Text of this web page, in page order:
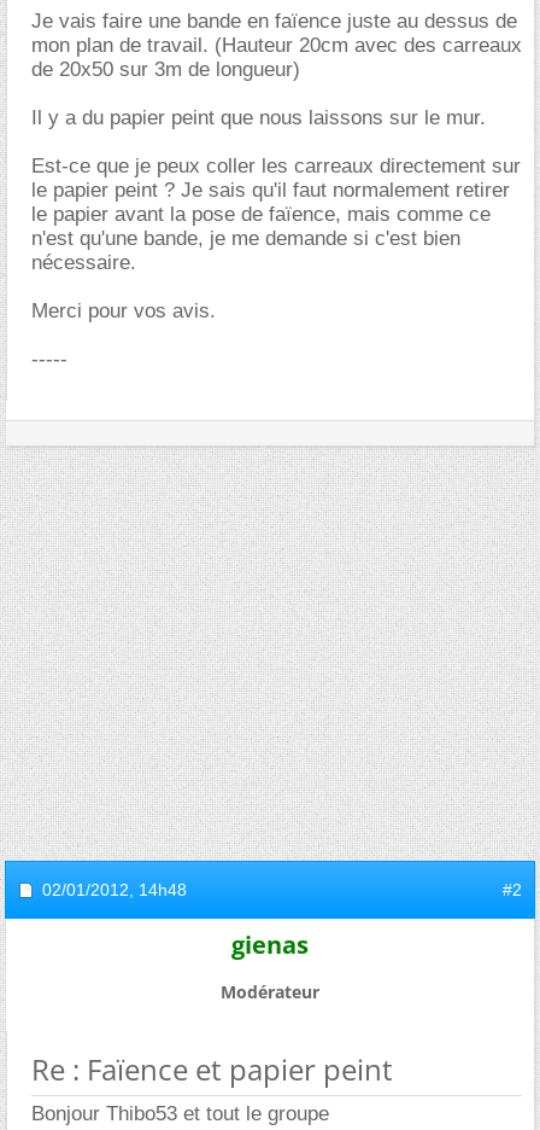
Je vais faire une bande en faïence juste au dessus de
mon plan de travail. (Hauteur 20cm avec des carreaux
de 20x50 sur 3m de longueur)
Il y a du papier peint que nous laissons sur le mur.
Est-ce que je peux coller les carreaux directement sur
le papier peint ? Je sais qu'il faut normalement retirer
le papier avant la pose de faïence, mais comme ce
n'est qu'une bande, je me demande si c'est bien
nécessaire.
Merci pour vos avis.
-----
02/01/2012, 14h48 #2
gienas
Modérateur
Re : Faïence et papier peint
Bonjour Thibo53 et tout le groupe